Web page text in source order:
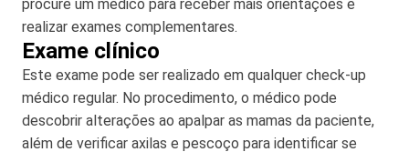
procure um médico para receber mais orientações e
realizar exames complementares.
Exame clínico
Este exame pode ser realizado em qualquer check-up
médico regular. No procedimento, o médico pode
descobrir alterações ao apalpar as mamas da paciente,
além de verificar axilas e pescoço para identificar se